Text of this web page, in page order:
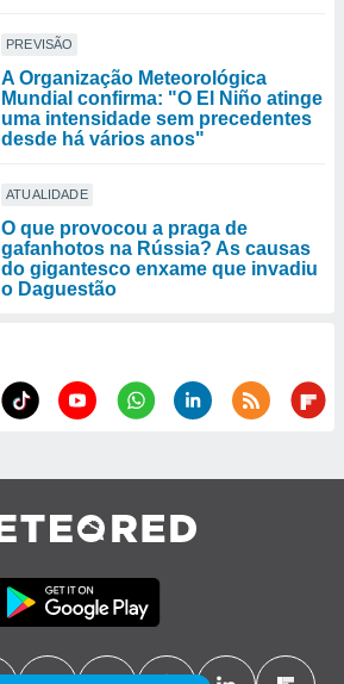
PREVISÃO
A Organização Meteorológica
Mundial confirma: "O El Niño atinge
uma intensidade sem precedentes
desde há vários anos"
ATUALIDADE
O que provocou a praga de
gafanhotos na Rússia? As causas
do gigantesco enxame que invadiu
o Daguestão